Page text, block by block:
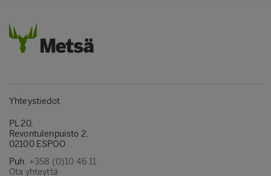
Yhteystiedot
PL 20,
Revontulenpuisto 2,
02100 ESPOO
Puh. +358 (0)10 46 11
Ota yhteyttä